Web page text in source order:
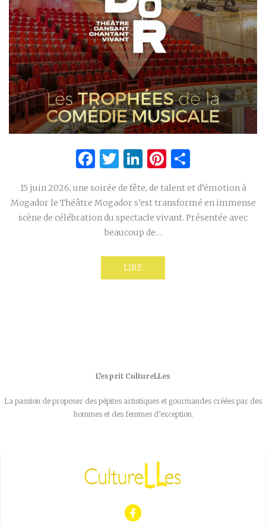
Facebook
Twitter
LinkedIn
Pinterest
15 juin 2026, une soirée de fête, de talent et d’émotion à
Mogador le Théâtre Mogador s’est transformé en immense
scène de célébration du spectacle vivant. Présentée avec
beaucoup de…
LIRE
L’esprit CultureLLes
La passion de proposer des pépites artistiques et gourmandes créées par des
hommes et des femmes d’exception.